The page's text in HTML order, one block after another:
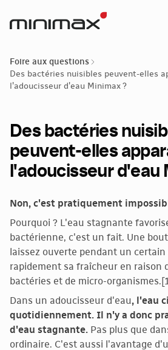
Foire aux questions
Des bactéries nuisibles peuvent-elles
l'adoucisseur d'eau Minimax ?
Des bactéries
peuvent-elles
l'adoucisseur d'eau
Non, c'est pratiquement
Pourquoi ? L'eau stagnante
bactérienne, c'est un fait. Une
laissez ouverte pendant un certain
rapidement sa fraîcheur en raison
bactéries et de micro-
Dans un adoucisseur d'eau, l'eau
quotidiennement. Il n'y a donc
d'eau stagnante. Pas plus que
ordinaire. C'est aussi l'avantage